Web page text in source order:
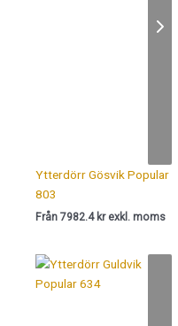
Ytterdörr Gösvik Popular
803
Från 7982.4 kr exkl. moms